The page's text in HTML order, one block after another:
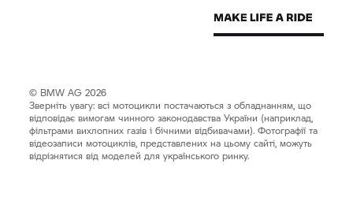
© BMW AG 2026
Зверніть увагу: всі мотоцикли постачаються з обладнанням, що
відповідає вимогам чинного законодавства України (наприклад,
фільтрами вихлопних газів і бічними відбивачами). Фотографії та
відеозаписи мотоциклів, представлених на цьому сайті, можуть
відрізнятися від моделей для українського ринку.